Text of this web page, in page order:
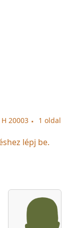
H 20003 1 oldal
lépj be.